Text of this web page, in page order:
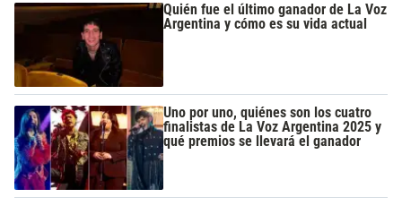
Quién fue el último ganador de La Voz
Argentina y cómo es su vida actual
Uno por uno, quiénes son los cuatro
finalistas de La Voz Argentina 2025 y
qué premios se llevará el ganador